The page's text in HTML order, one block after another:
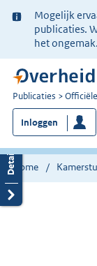
Ter
informatie:
Mogelijk
publicaties.
het ongemak.
U
bent
nu
hier:
Publicaties
Inloggen
Home